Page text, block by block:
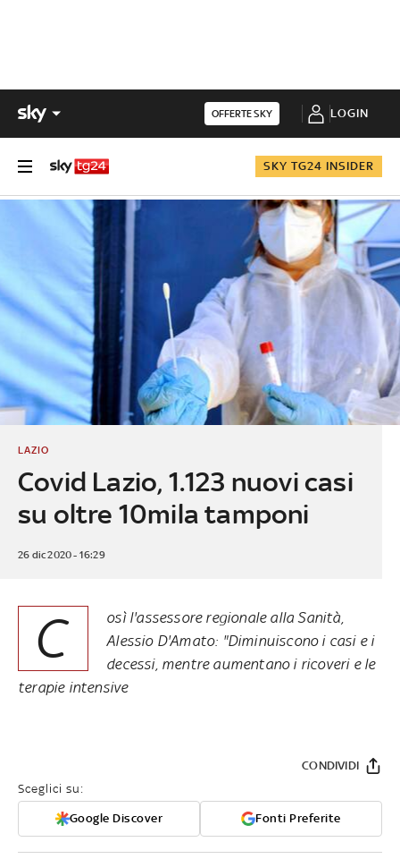
OFFERTE SKY LOGIN
SKY TG24 INSIDER
Covid Lazio, 1.123 nuovi casi
su oltre 10mila tamponi
LAZIO
26 dic 2020 - 16:29
C
osì l'assessore regionale alla Sanità,
Alessio D'Amato: "Diminuiscono i casi e i
decessi, mentre aumentano i ricoveri e le
terapie intensive
Sceglici su:
Google Discover Fonti Preferite
CONDIVIDI